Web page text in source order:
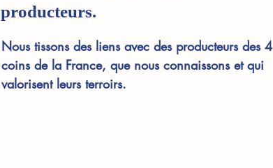
producteurs.
Nous tissons des liens avec des producteurs des 4
coins de la France, que nous connaissons et qui
valorisent leurs terroirs.